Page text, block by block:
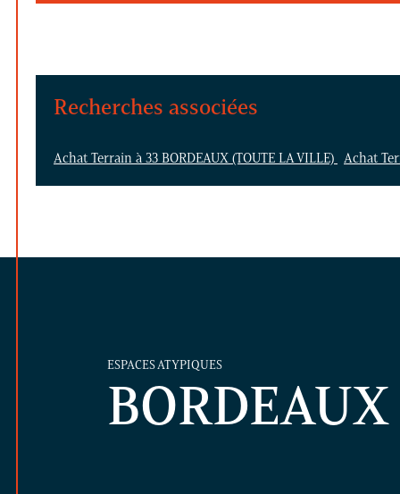
Recherches associées
Achat Terrain à 33 BORDEAUX (TOUTE LA VILLE) Achat
ESPACES ATYPIQUES
BORDEAUX